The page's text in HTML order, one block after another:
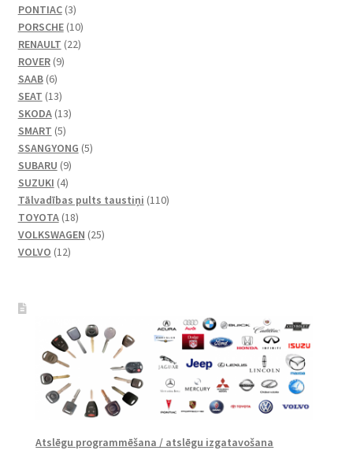
PONTIAC 33
produkts
PORSCHE 1010
produkti
RENAULT 2222
ROVER 99
SAAB 66
produkts
SEAT 1313
produkti
SKODA 1313
SMART 55
produkts
SSANGYONG 55
SUBARU 99
produkts
SUZUKI 44
produkts
Tālvadības pults taustiņi 110110
TOYOTA 1818
produkti
VOLKSWAGEN 2525
VOLVO 1212
Atslēgu programmēšana / atslēgu izgatavošana